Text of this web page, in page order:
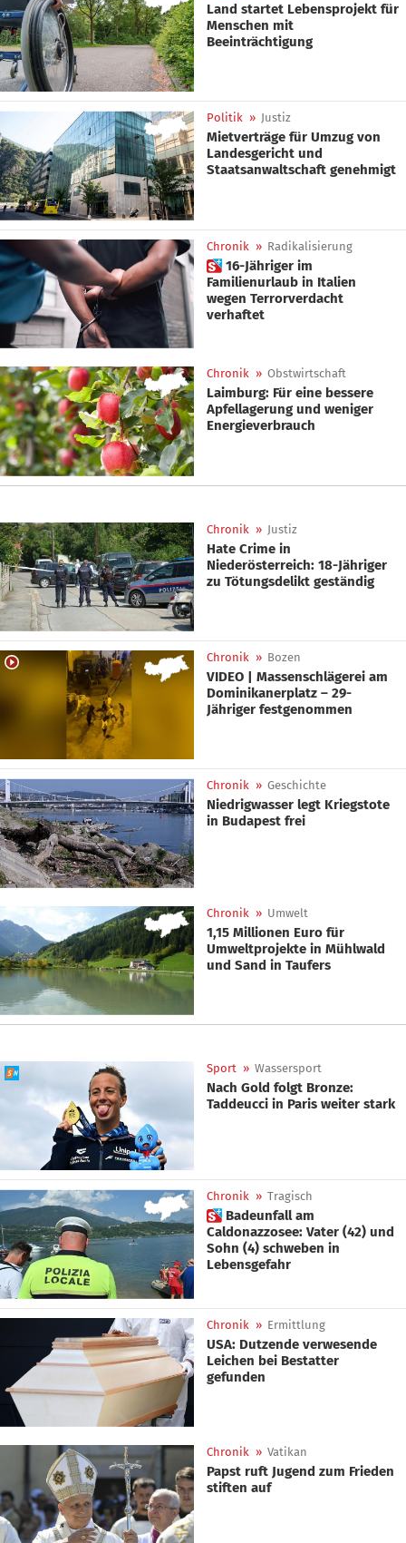
Land startet Lebensprojekt für
Menschen mit
Beeinträchtigung
Politik » Justiz
Mietverträge für Umzug von
Landesgericht und
Staatsanwaltschaft genehmigt
Chronik » Radikalisierung
 16-Jähriger im
Familienurlaub in Italien
wegen Terrorverdacht
verhaftet
Chronik » Obstwirtschaft
Laimburg: Für eine bessere
Apfellagerung und weniger
Energieverbrauch
Chronik » Justiz
Hate Crime in
Niederösterreich: 18-Jähriger
zu Tötungsdelikt geständig
Chronik » Bozen
VIDEO | Massenschlägerei am
Dominikanerplatz – 29-
Jähriger festgenommen
Chronik » Geschichte
Niedrigwasser legt Kriegstote
in Budapest frei
Chronik » Umwelt
1,15 Millionen Euro für
Umweltprojekte in Mühlwald
und Sand in Taufers
Sport » Wassersport
Nach Gold folgt Bronze:
Taddeucci in Paris weiter stark
Chronik » Tragisch
 Badeunfall am
Caldonazzosee: Vater (42) und
Sohn (4) schweben in
Lebensgefahr
Chronik » Ermittlung
USA: Dutzende verwesende
Leichen bei Bestatter
gefunden
Chronik » Vatikan
Papst ruft Jugend zum Frieden
stiften auf